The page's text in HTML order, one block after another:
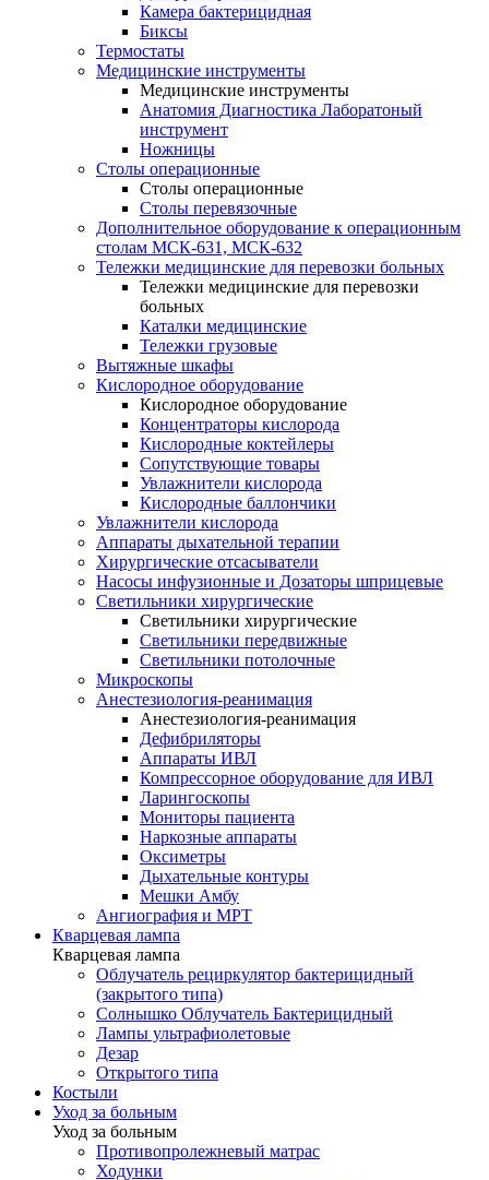
Камера бактерицидная
Биксы
Термостаты
Медицинские инструменты
Медицинские инструменты
Анатомия Диагностика Лаборатоный
инструмент
Ножницы
Столы операционные
Столы операционные
Столы перевязочные
Дополнительное оборудование к операционным
столам МСК-631, МСК-632
Тележки медицинские для перевозки больных
Тележки медицинские для перевозки
больных
Каталки медицинские
Тележки грузовые
Вытяжные шкафы
Кислородное оборудование
Кислородное оборудование
Концентраторы кислорода
Кислородные коктейлеры
Сопутствующие товары
Увлажнители кислорода
Кислородные баллончики
Увлажнители кислорода
Аппараты дыхательной терапии
Хирургические отсасыватели
Насосы инфузионные и Дозаторы шприцевые
Светильники хирургические
Светильники хирургические
Светильники передвижные
Светильники потолочные
Микроскопы
Анестезиология-реанимация
Анестезиология-реанимация
Дефибриляторы
Аппараты ИВЛ
Компрессорное оборудование для ИВЛ
Ларингоскопы
Мониторы пациента
Наркозные аппараты
Оксиметры
Дыхательные контуры
Мешки Амбу
Ангиография и МРТ
Кварцевая лампа
Кварцевая лампа
Облучатель рециркулятор бактерицидный
(закрытого типа)
Солнышко Облучатель Бактерицидный
Лампы ультрафиолетовые
Дезар
Открытого типа
Костыли
Уход за больным
Уход за больным
Противопролежневый матрас
Ходунки